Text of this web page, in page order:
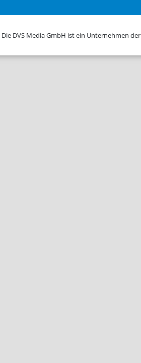
Die DVS Media GmbH ist ein Unternehmen der